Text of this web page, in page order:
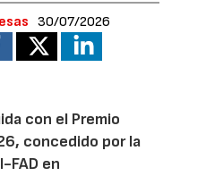
30/07/2026
con el Premio
concedido por la
FAD en